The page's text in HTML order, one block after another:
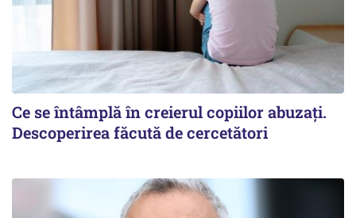
Ce se întâmplă în creierul copiilor abuzați.
Descoperirea făcută de cercetători